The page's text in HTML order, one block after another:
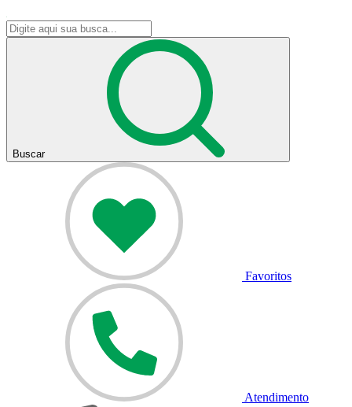
Buscar
Favoritos
Atendimento